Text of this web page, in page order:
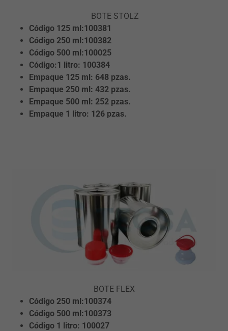
BOTE STOLZ
Código 125 ml:100381
Código 250 ml:100382
Código 500 ml:100025
Código:1 litro: 100384
Empaque 125 ml: 648 pzas.
Empaque 250 ml: 432 pzas.
Empaque 500 ml: 252 pzas.
Empaque 1 litro: 126 pzas.
BOTE FLEX
Código 250 ml:100374
Código 500 ml:100373
Código 1 litro: 100027